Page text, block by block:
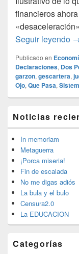
financieros
Seguir leyendo
Publicado en
Declaraciones, Dos
garzon, gescartera,
Ojo, Que Pasa,
área
de
widget
barra
lateral
primaria
Noticias
In memoriam
Metaguerra
¡Porca miseria!
Fin de escalada
No me digas adiós
La bula y el bulo
Censura2.0
La EDUCACION
Categorías